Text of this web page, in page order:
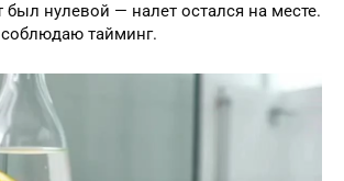
был нулевой — налет остался на месте.
соблюдаю тайминг.